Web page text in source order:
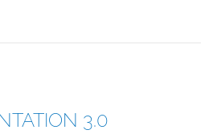
3.0